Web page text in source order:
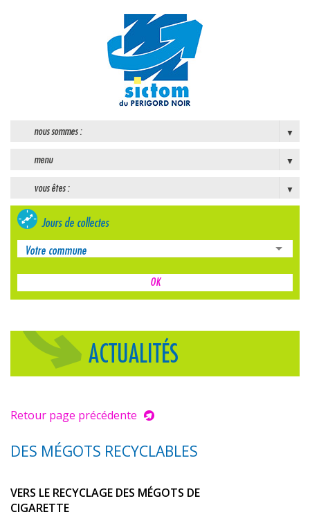
nous sommes :
menu
vous êtes :
Jours de collectes
ACTUALITÉS
Retour page précédente
DES MÉGOTS RECYCLABLES
VERS LE RECYCLAGE DES MÉGOTS DE
CIGARETTE